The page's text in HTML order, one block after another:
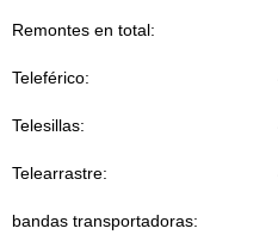
Remontes en total:
Teleférico:
Telesillas:
Telearrastre:
bandas transportadoras: